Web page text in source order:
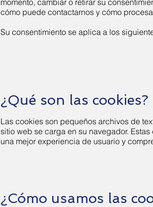
momento, cambiar o retirar su
cómo puede contactarnos y cómo
Su consentimiento se aplica a los
¿Qué son las cookies?
Las cookies son pequeños archivos de
sitio web se carga en su navegador.
una mejor experiencia de usuario y
¿Cómo usamos las